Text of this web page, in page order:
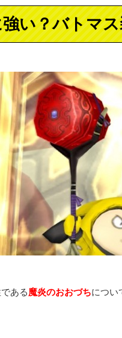
い？バトマ
ある魔炎のおおづちについ